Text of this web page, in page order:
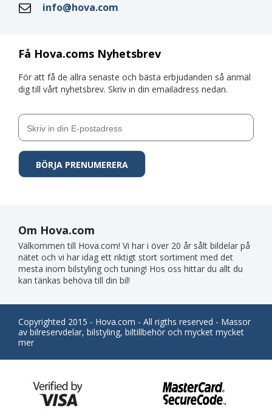
Få Hova.coms Nyhetsbrev
För att få de allra senaste och bästa erbjudanden så anmäl
dig till vårt nyhetsbrev. Skriv in din emailadress nedan.
info@hova.com
Om Hova.com
Välkommen till Hova.com! Vi har i över 20 år sålt bildelar på
nätet och vi har idag ett riktigt stort sortiment med det
mesta inom bilstyling och tuning! Hos oss hittar du allt du
kan tänkas behöva till din bil!
Copyrighted 2015 - Hova.com - All rigths reserved - Massor
av bilreservdelar, bilstyling, biltillbehör och mycket mycket
mer